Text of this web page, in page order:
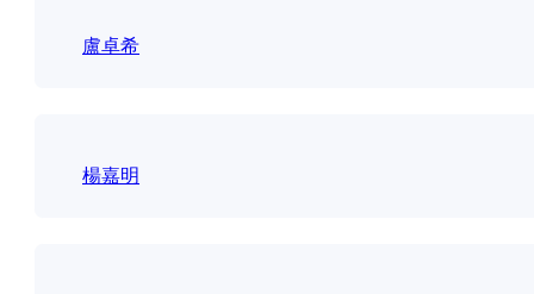
盧卓希
楊嘉明